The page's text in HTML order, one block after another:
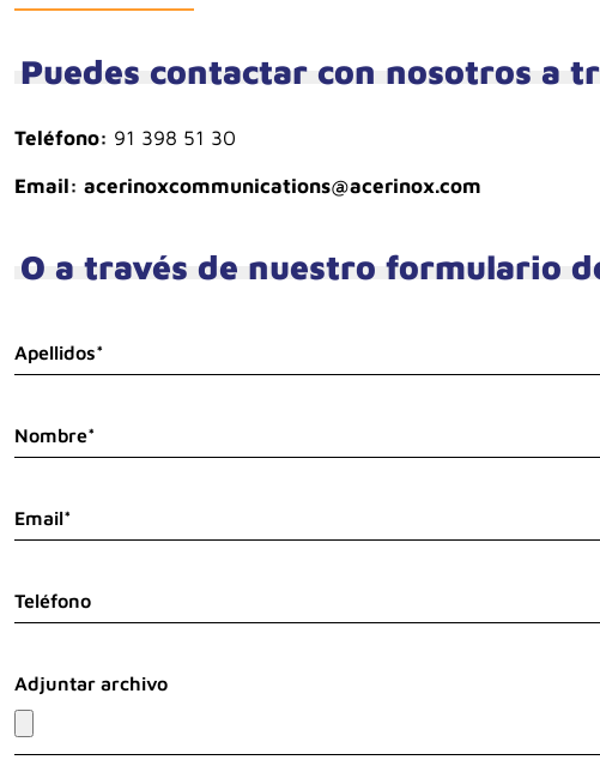
Puedes contactar con nosotros a
Teléfono: 91 398 51 30
Email: acerinoxcommunications@acerinox.com
O a través de nuestro formulario
Apellidos*
Nombre*
Email*
Teléfono
Adjuntar archivo